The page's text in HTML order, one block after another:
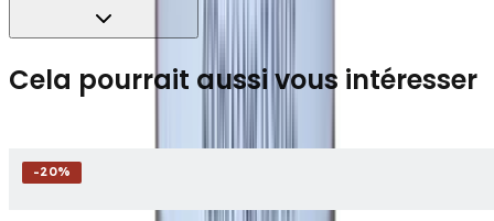
Cela pourrait aussi vous intéresser
-20%